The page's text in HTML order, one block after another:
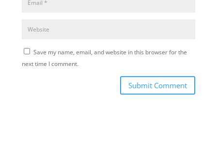
Save my name, email, and website in this browser for the
next time I comment.
Submit Comment